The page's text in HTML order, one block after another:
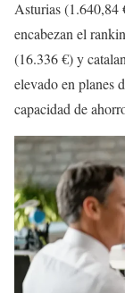
Asturias (1.640,84
encabezan el
(16.336 €) y
elevado en planes
capacidad de